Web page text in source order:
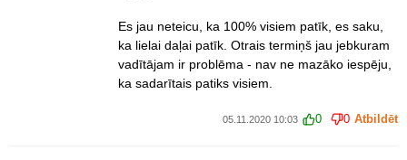
Es jau neteicu, ka 100% visiem patīk, es saku,
ka lielai daļai patīk. Otrais termiņš jau jebkuram
vadītājam ir problēma - nav ne mazāko iespēju,
ka sadarītais patiks visiem.
05.11.2020 10:03 0 0 Atbildēt